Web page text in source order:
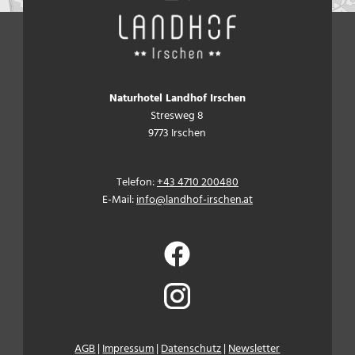
Naturhotel Landhof Irschen
Stresweg 8
9773 Irschen
Telefon:+43 4710 200480
E-Mail:info@landhof-irschen.at
AGB|Impressum|Datenschutz|Newsletter